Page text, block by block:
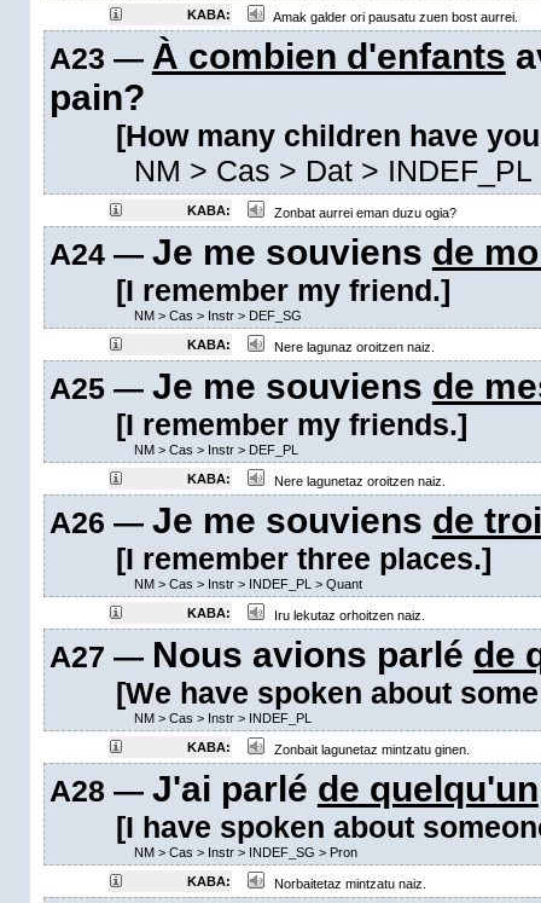
KABA:
Amak galder ori pausatu zuen bost aurrei.
A23 — À combien d'enfants
pain?
[How many children have
NM > Cas > Dat> INDEF_PL
KABA: Zonbat aurrei eman duzu ogia?
A24 — Je me souviens de
[I remember my friend.]
NM> Cas > Instr> DEF_SG
KABA:
Nere lagunaz oroitzen naiz.
A25 — Je me souviens de
[I remember my friends.]
NM> Cas > Instr> DEF_PL
KABA:
Nere lagunetaz oroitzen naiz.
A26 — Je me souviens de
[I remember three places.]
NM> Cas > Instr> INDEF_PL > Quant
KABA:
Iru lekutaz orhoitzen naiz.
A27 — Nous avions parlé de
[We have spoken about
NM> Cas > Instr> INDEF_PL
KABA:
Zonbait lagunetaz mintzatu ginen.
A28 — J'ai parlé de quelqu'un
[I have spoken about
NM> Cas > Instr> INDEF_SG > Pron
KABA:
Norbaitetaz mintzatu naiz.